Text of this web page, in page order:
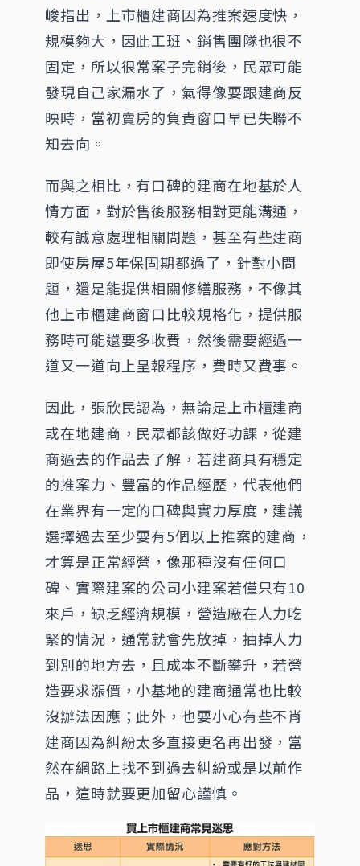
峻指出，上市櫃建商因為推案速度快，
規模夠大，因此工班、銷售團隊也很不
固定，所以很常案子完銷後，民眾可能
發現自己家漏水了，氣得像要跟建商反
映時，當初賣房的負責窗口早已失聯不
知去向。
而與之相比，有口碑的建商在地基於人
情方面，對於售後服務相對更能溝通，
較有誠意處理相關問題，甚至有些建商
即使房屋5年保固期都過了，針對小問
題，還是能提供相關修繕服務，不像其
他上市櫃建商窗口比較規格化，提供服
務時可能還要多收費，然後需要經過一
道又一道向上呈報程序，費時又費事。
因此，張欣民認為，無論是上市櫃建商
或在地建商，民眾都該做好功課，從建
商過去的作品去了解，若建商具有穩定
的推案力、豐富的作品經歷，代表他們
在業界有一定的口碑與實力厚度，建議
選擇過去至少要有5個以上推案的建商，
才算是正常經營，像那種沒有任何口
碑、實際建案的公司小建案若僅只有10
來戶，缺乏經濟規模，營造廠在人力吃
緊的情況，通常就會先放掉，抽掉人力
到別的地方去，且成本不斷攀升，若營
造要求漲價，小基地的建商通常也比較
沒辦法因應；此外，也要小心有些不肖
建商因為糾紛太多直接更名再出發，當
然在網路上找不到過去糾紛或是以前作
品，這時就要更加留心謹慎。